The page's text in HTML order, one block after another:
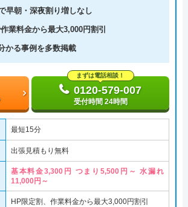
早朝・深夜割り増しなし
業料金から最大3,000円割引
かる事例を多数掲載
まずは電話相談！
0120-579-007
受付時間 24時間
最短15分
出張見積もり無料
基本料金3,300円 つまり5,500円～ 水漏れ
11,000円～
HP限定割、作業料金から最大3,000円割引